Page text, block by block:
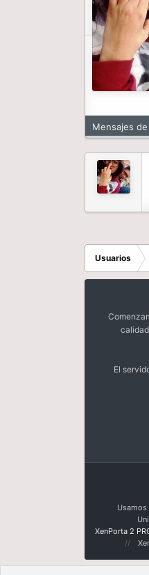
Mensajes
Usuarios
El
Usamos
XenPorta 2